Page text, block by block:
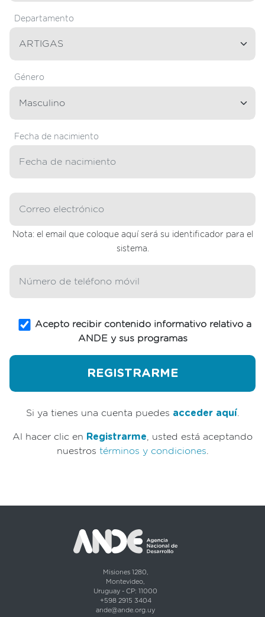
Departamento
Género
Fecha de nacimiento
Nota: el email que coloque aquí será su identificador para el
sistema.
Acepto recibir contenido informativo relativo a
ANDE y sus programas
Si ya tienes una cuenta puedes acceder aquí
Al hacer clic en Registrarme , usted está aceptando
nuestros términos y condiciones
Misiones 1280,
Montevideo,
Uruguay - CP: 11000
+598 2915 3404
ande@ande.org.uy